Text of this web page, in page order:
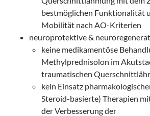
bestmöglichen Funktionalität
Mobilität nach AO-Kriterien
neuroprotektive &
keine medikamentöse
Methylprednisolon im
traumatischen
kein Einsatz
Steroid-basierte) Therapien
der Verbesserung der